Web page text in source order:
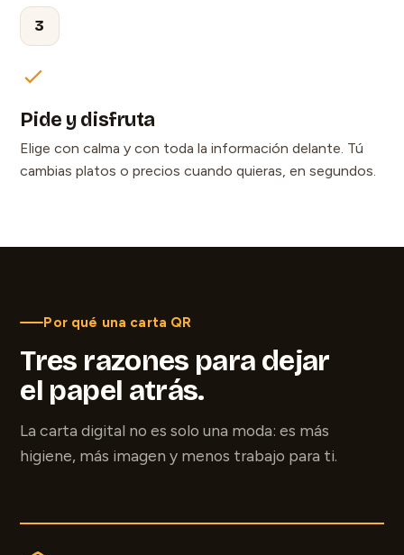
3
Pide y disfruta
Elige con calma y con toda la información delante. Tú
cambias platos o precios cuando quieras, en segundos.
Por qué una carta QR
Tres razones para dejar
el papel atrás.
La carta digital no es solo una moda: es más
higiene, más imagen y menos trabajo para ti.